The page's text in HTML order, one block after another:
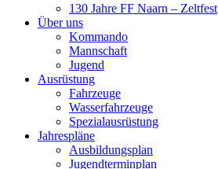
130 Jahre FF Naarn – Zeltfest
Über uns
Kommando
Mannschaft
Jugend
Ausrüstung
Fahrzeuge
Wasserfahrzeuge
Spezialausrüstung
Jahrespläne
Ausbildungsplan
Jugendterminplan